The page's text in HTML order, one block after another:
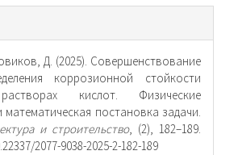
Д. (2025). Совершенствование
коррозионной стойкости
кислот. Физические
математическая постановка задачи.
и строительство, (2), 182–189.
2077-9038-2025-2-182-189